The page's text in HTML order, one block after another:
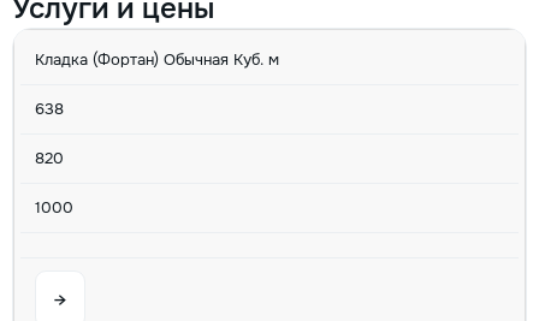
Услуги и цены
УСЛУГА MIN AVG MAX
Кладка (Фортан) Обычная Куб. м
638
820
1000
→